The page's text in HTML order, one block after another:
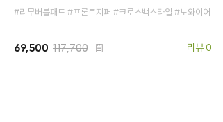
#리무버블패드 #프론트지퍼 #크로스백스타일 #노와이어
69,500 117,700 리뷰 0